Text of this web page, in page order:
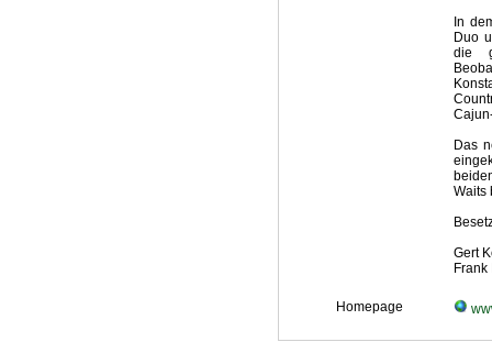
In
Duo
die
Das
Waits
Gert
Homepage